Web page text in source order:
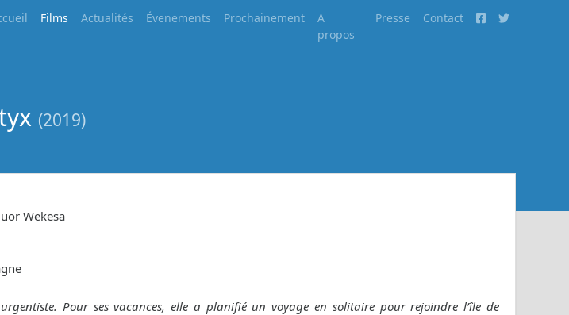
Films Actualités Évenements Prochainement
A
propos
Presse Contact
(2019)
Wekesa
Pour ses vacances, elle a planifié un voyage en solitaire pour rejoindre l’île de